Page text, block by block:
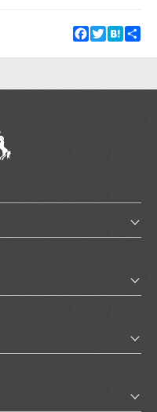
Facebook
TwitterHatena